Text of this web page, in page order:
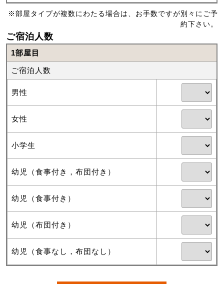
※部屋タイプが複数にわたる場合は、お手数ですが別々にご予
約下さい。
ご宿泊人数
1部屋目
ご宿泊人数
男性
女性
小学生
幼児（食事付き，布団付き）
幼児（食事付き）
幼児（布団付き）
幼児（食事なし，布団なし）